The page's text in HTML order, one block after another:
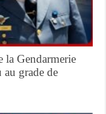
la Gendarmerie
grade de